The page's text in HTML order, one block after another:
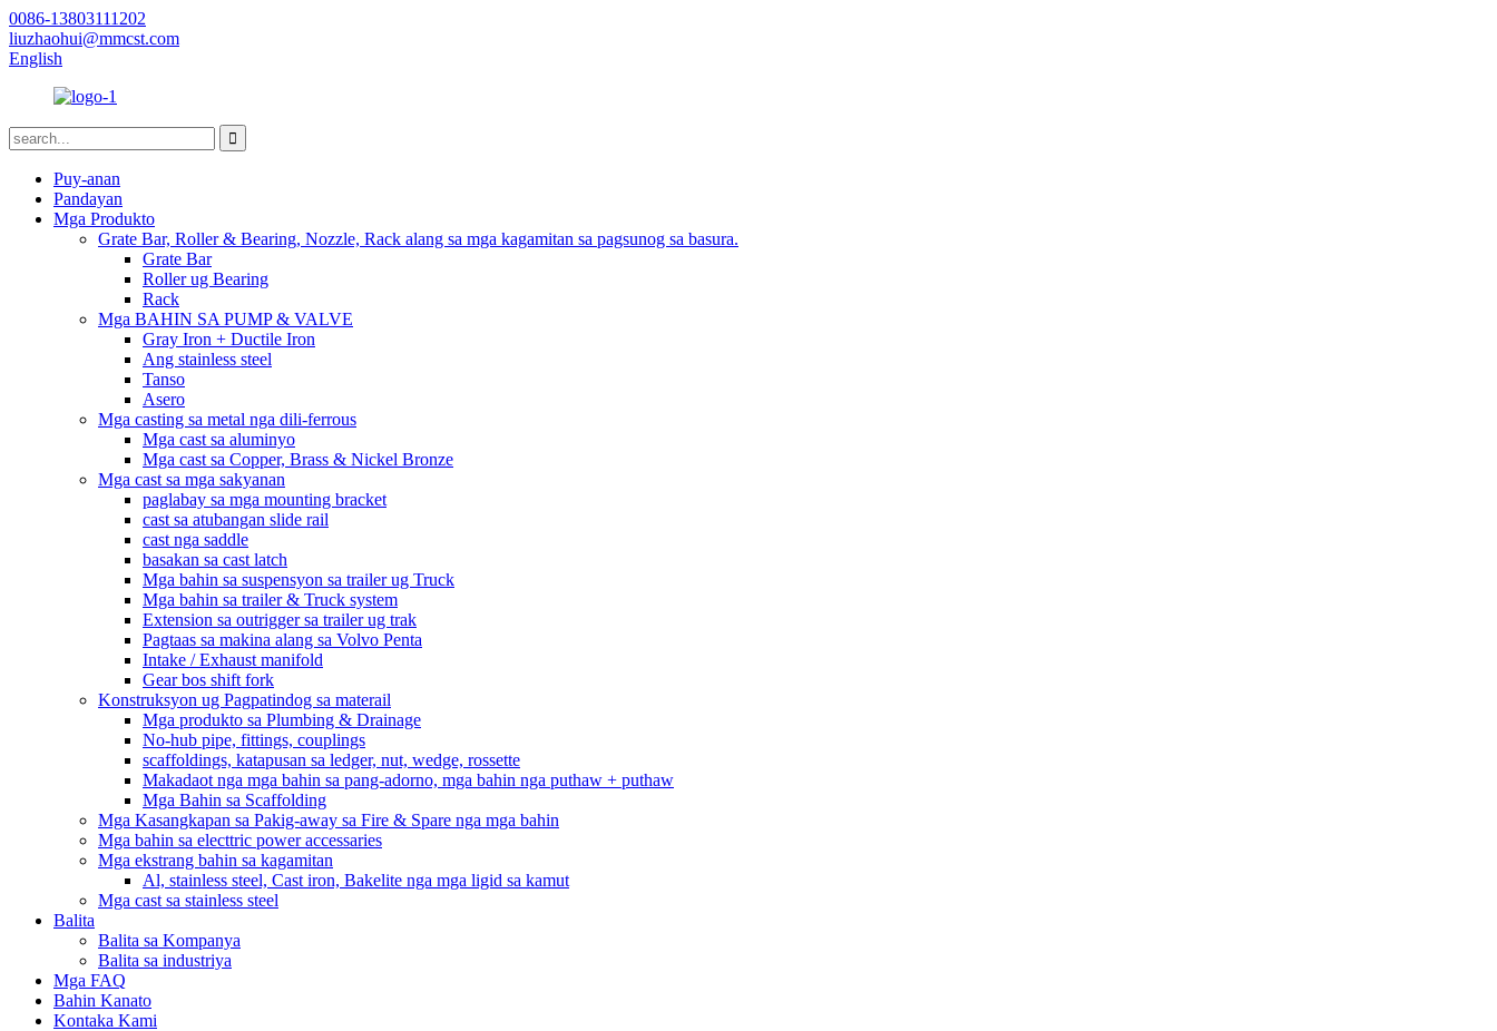
0086-13803111202
liuzhaohui@mmcst.com
English
Puy-anan
Pandayan
Mga Produkto
Grate Bar, Roller & Bearing, Nozzle, Rack alang sa mga kagamitan sa pagsunog sa basura.
Grate Bar
Roller ug Bearing
Rack
Mga BAHIN SA PUMP & VALVE
Gray Iron + Ductile Iron
Ang stainless steel
Tanso
Asero
Mga casting sa metal nga dili-ferrous
Mga cast sa aluminyo
Mga cast sa Copper, Brass & Nickel Bronze
Mga cast sa mga sakyanan
paglabay sa mga mounting bracket
cast sa atubangan slide rail
cast nga saddle
basakan sa cast latch
Mga bahin sa suspensyon sa trailer ug Truck
Mga bahin sa trailer & Truck system
Extension sa outrigger sa trailer ug trak
Pagtaas sa makina alang sa Volvo Penta
Intake / Exhaust manifold
Gear bos shift fork
Konstruksyon ug Pagpatindog sa materail
Mga produkto sa Plumbing & Drainage
No-hub pipe, fittings, couplings
scaffoldings, katapusan sa ledger, nut, wedge, rossette
Makadaot nga mga bahin sa pang-adorno, mga bahin nga puthaw + puthaw
Mga Bahin sa Scaffolding
Mga Kasangkapan sa Pakig-away sa Fire & Spare nga mga bahin
Mga bahin sa electtric power accessaries
Mga ekstrang bahin sa kagamitan
Al, stainless steel, Cast iron, Bakelite nga mga ligid sa kamut
Mga cast sa stainless steel
Balita
Balita sa Kompanya
Balita sa industriya
Mga FAQ
Bahin Kanato
Kontaka Kami